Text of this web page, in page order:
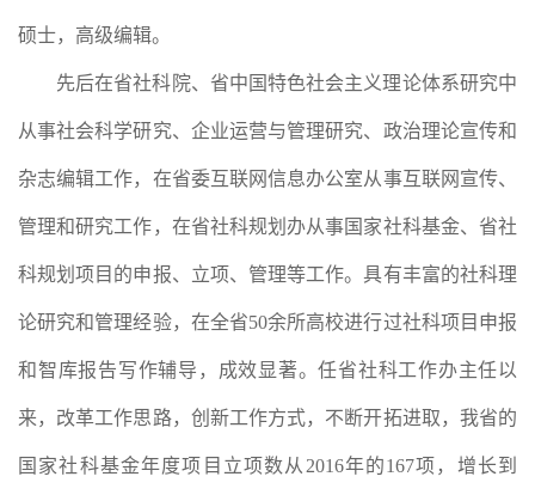
硕士，高级编辑。
先后在省社科院、省中国特色社会主义理论体系研究中
从事社会科学研究、企业运营与管理研究、政治理论宣传和
杂志编辑工作，在省委互联网信息办公室从事互联网宣传、
管理和研究工作，在省社科规划办从事国家社科基金、省社
科规划项目的申报、立项、管理等工作。具有丰富的社科理
论研究和管理经验，在全省50余所高校进行过社科项目申报
和智库报告写作辅导，成效显著。任省社科工作办主任以
来，改革工作思路，创新工作方式，不断开拓进取，我省的
国家社科基金年度项目立项数从2016年的167项，增长到